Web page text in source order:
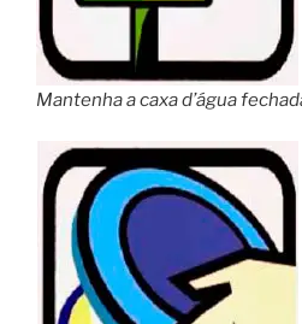
Mantenha a caxa d’água